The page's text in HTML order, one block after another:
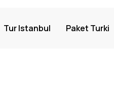
Tur Istanbul Paket Turki